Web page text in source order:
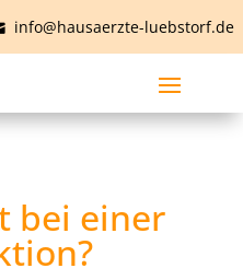
info@hausaerzte-luebstorf.de
bei einer